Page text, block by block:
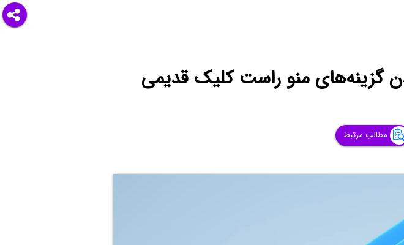
مطالب مرتبط